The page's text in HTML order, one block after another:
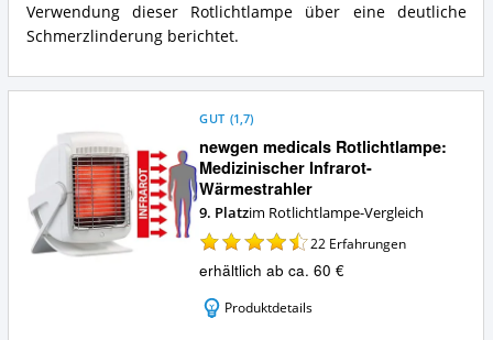
Verwendung dieser Rotlichtlampe über eine deutliche
Schmerzlinderung berichtet.
newgen medicals Rotlichtlampe:
Medizinischer Infrarot-
Wärmestrahler
GUT (1,7)
9. Platzim Rotlichtlampe-Vergleich
22 Erfahrungen
erhältlich ab ca. 60 €
Produktdetails